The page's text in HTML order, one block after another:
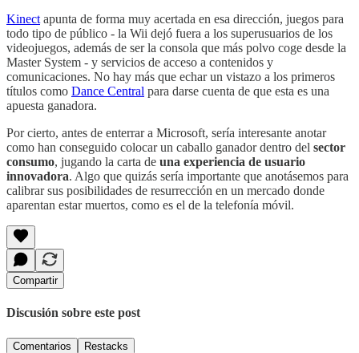
Kinect apunta de forma muy acertada en esa dirección, juegos para
todo tipo de público - la Wii dejó fuera a los superusuarios de los
videojuegos, además de ser la consola que más polvo coge desde la
Master System - y servicios de acceso a contenidos y
comunicaciones. No hay más que echar un vistazo a los primeros
títulos como Dance Central para darse cuenta de que esta es una
apuesta ganadora.
Por cierto, antes de enterrar a Microsoft, sería interesante anotar
como han conseguido colocar un caballo ganador dentro del sector
consumo, jugando la carta de una experiencia de usuario
innovadora. Algo que quizás sería importante que anotásemos para
calibrar sus posibilidades de resurrección en un mercado donde
aparentan estar muertos, como es el de la telefonía móvil.
Compartir
Discusión sobre este post
Comentarios Restacks